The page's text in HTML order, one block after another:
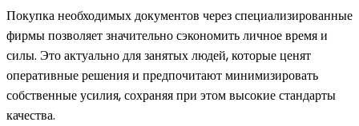
Покупка необходимых документов через специализированные
фирмы позволяет значительно сэкономить личное время и
силы. Это актуально для занятых людей, которые ценят
оперативные решения и предпочитают минимизировать
собственные усилия, сохраняя при этом высокие стандарты
качества.